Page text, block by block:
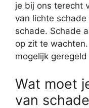
je bij ons terecht
van lichte
schade. Schade
op zit te
mogelijk
Wat moet
van